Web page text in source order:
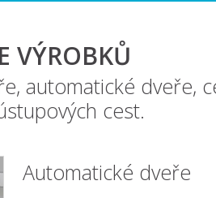
VÝROBKŮ
automatické dveře,
cest.
Automatické dveře